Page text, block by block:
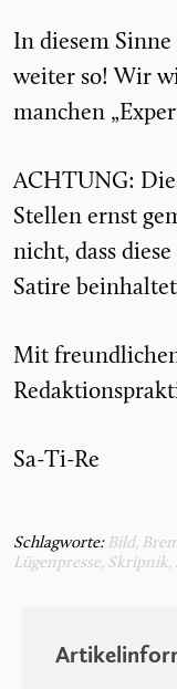
In diesem
weiter so! Wir
manchen
ACHTUNG:
Stellen ernst
nicht, dass
Satire
Mit
Sa-Ti-Re
Schlagworte: Bild,
Lügenpresse, Skripnik,